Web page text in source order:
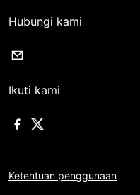
Hubungi kami
Ikuti kami
Ketentuan penggunaan